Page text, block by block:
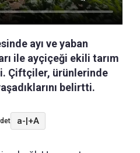
ayı ve yaban
ile ayçiçeği ekili tarım
Çiftçiler, ürünlerinde
belirtti.
a-|+A